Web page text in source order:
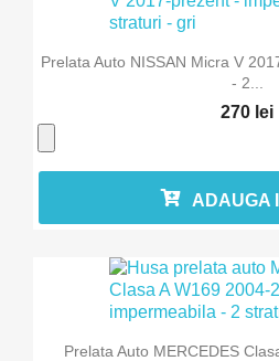
Prelata Auto NISSAN Micra V
- 2...
270 lei
ADAUGA
Prelata Auto MERCEDES